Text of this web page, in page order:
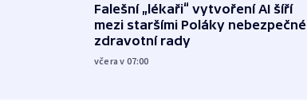
Falešní „lékaři“ vytvoření AI šíří
mezi staršími Poláky nebezpečné
zdravotní rady
včera v 07:00